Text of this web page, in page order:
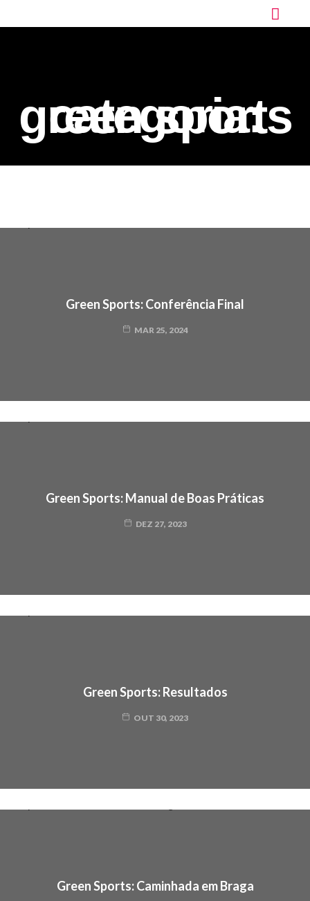
categoria:
green sports
Green Sports: Conferência Final
MAR 25, 2024
Green Sports: Manual de Boas Práticas
DEZ 27, 2023
Green Sports: Resultados
OUT 30, 2023
Green Sports: Caminhada em Braga